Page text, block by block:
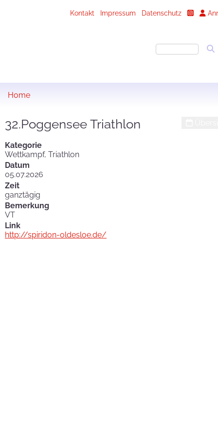
Kontakt Impressum Datenschutz
Home
32.Poggensee Triathlon
Kategorie
Wettkampf, Triathlon
Datum
05.07.2026
Zeit
ganztägig
Bemerkung
VT
Link
http://spiridon-oldesloe.de/